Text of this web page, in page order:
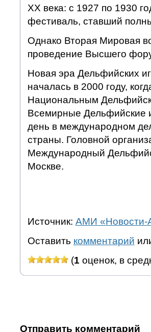
XX века: с 1927 по 1930
фестиваль, ставший
Однако Вторая Мировая
проведение Высшего
Новая эра Дельфийских
началась в 2000 году,
Национальным
Всемирные Дельфийские
день в международном
страны. Головной
Международный
Москве.
Источник: АМИ «Новости-
Оставить комментарий
(1 оценок, в
Отправить комментарий